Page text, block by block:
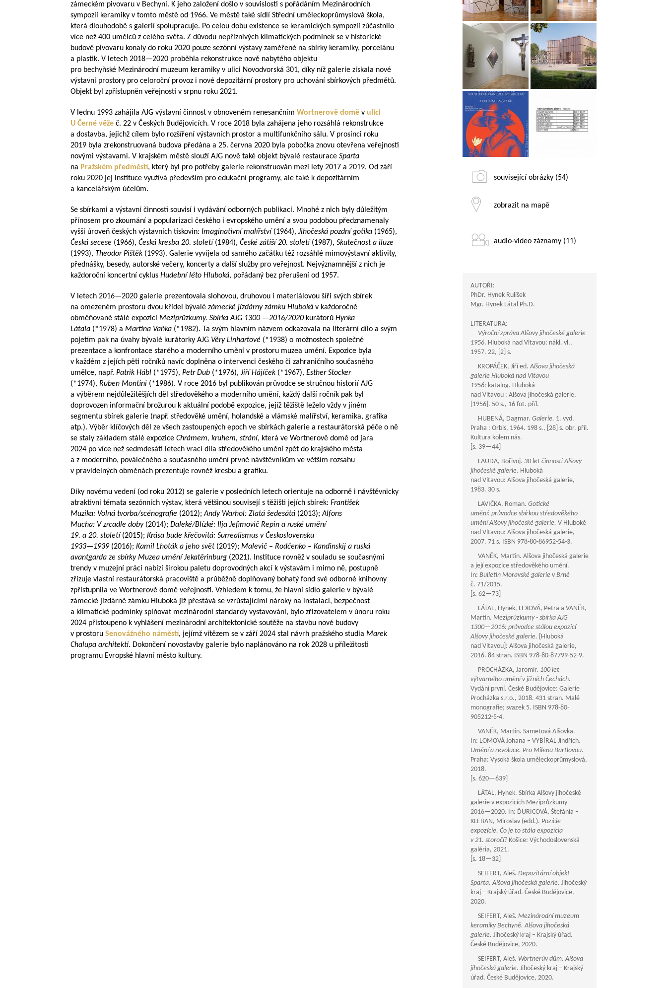
zámeckém pivovaru v Bechyni. K jeho založení došlo v souvislosti s pořádáním Mezinárodních
sympozií keramiky v tomto městě od 1966. Ve městě také sídlí Střední uměleckoprůmyslová škola,
která dlouhodobě s galerií spolupracuje. Po celou dobu existence se keramických sympozií zúčastnilo
více než 400 umělců z celého světa. Z důvodu nepříznivých klimatických podmínek se v historické
budově pivovaru konaly do roku 2020 pouze sezónní výstavy zaměřené na sbírky keramiky, porcelánu
a plastik. V letech 2018—2020 proběhla rekonstrukce nově nabytého objektu
pro bechyňské Mezinárodní muzeum keramiky v ulici Novodvorská 301, díky níž galerie získala nové
výstavní prostory pro celoroční provoz i nové depozitární prostory pro uchování sbírkových předmětů.
Objekt byl zpřístupněn veřejnosti v srpnu roku 2021.
V lednu 1993 zahájila AJG výstavní činnost v obnoveném renesančním Wortnerově domě v ulici
U Černé věže č. 22 v Českých Budějovicích. V roce 2018 byla zahájena jeho rozsáhlá rekonstrukce
a dostavba, jejichž cílem bylo rozšíření výstavních prostor a multifunkčního sálu. V prosinci roku
2019 byla zrekonstruovaná budova předána a 25. června 2020 byla pobočka znovu otevřena veřejnosti
novými výstavami. V krajském městě slouží AJG nově také objekt bývalé restaurace Sparta
na Pražském předměstí, který byl pro potřeby galerie rekonstruován mezi lety 2017 a 2019. Od září
roku 2020 jej instituce využívá především pro edukační programy, ale také k depozitárním
a kancelářským účelům.
Se sbírkami a výstavní činností souvisí i vydávání odborných publikací. Mnohé z nich byly důležitým
přínosem pro zkoumání a popularizaci českého i evropského umění a svou podobou předznamenaly
vyšší úroveň českých výstavních tiskovin: Imaginativní malířství(1964), Jihočeská pozdní gotika (1965),
Česká secese (1966), Česká kresba 20. století (1984), České zátiší 20. století (1987), Skutečnost a iluze
(1993), Theodor Pištěk(1993). Galerie vyvíjela od samého začátku též rozsáhlé mimovýstavní aktivity,
přednášky, besedy, autorské večery, koncerty a další služby pro veřejnost. Nejvýznamnější z nich je
každoroční koncertní cyklus Hudební léto Hluboká, pořádaný bez přerušení od 1957.
V letech 2016—2020 galerie prezentovala slohovou, druhovou i materiálovou šíři svých sbírek
na omezeném prostoru dvou křídel bývalé zámecké jízdárny zámku Hluboká v každoročně
obměňované stálé expozici Meziprůzkumy. Sbírka AJG 1300 —2016/2020kurátorů Hynka
Látala (*1978) a Martina Vaňka (*1982). Ta svým hlavním názvem odkazovala na literární dílo a svým
pojetím pak na úvahy bývalé kurátorky AJG Věry Linhartové (*1938) o možnostech společné
prezentace a konfrontace starého a moderního umění v prostoru muzea umění. Expozice byla
v každém z jejích pěti ročníků navíc doplněna o intervenci českého či zahraničního současného
umělce, např. Patrik Hábl (*1975), Petr Dub (*1976), Jiří Hájíček(*1967), Esther Stocker
(*1974), Ruben Montini (*1986). V roce 2016 byl publikován průvodce se stručnou historií AJG
a výběrem nejdůležitěšjích děl středověkého a moderního umění, každý další ročník pak byl
doprovozen informační brožurou k aktuální podobě expozice, jejíž těžiště leželo vždy v jiném
segmentu sbírek galerie (např. středověké umění, holandské a vlámské malířství, keramika, grafika
atp.). Výběr klíčových děl ze všech zastoupených epoch ve sbírkách galerie a restaurátorská péče o ně
se staly základem stálé expozice Chrámem, kruhem, strání, která ve Wortnerově domě od jara
2024 po více než sedmdesáti letech vrací díla středověkého umění zpět do krajského města
a z moderního, poválečného a současného umění prvně návštěvníkům ve větším rozsahu
v pravidelných obměnách prezentuje rovněž kresbu a grafiku.
Díky novému vedení (od roku 2012) se galerie v posledních letech orientuje na odborně i návštěvnicky
atraktivní témata sezónních výstav, která většinou souvisejí s těžišti jejích sbírek: František
Muzika: Volná tvorba/scénografie (2012);Andy Warhol: Zlatá šedesátá (2013);Alfons
Mucha: V zrcadle doby(2014); Daleké/Blízké: Ilja Jefimovič Repin a ruské umění
19. a 20. století (2015); Krása bude křečovitá: Surrealismus v Československu
1933—1939(2016); Kamil Lhoták a jeho svět(2019); Malevič – Rodčenko – Kandinskij a ruská
avantgarda ze sbírky Muzea umění Jekatěrinburg (2021). Instituce rovněž v souladu se současnými
trendy v muzejní práci nabízí širokou paletu doprovodných akcí k výstavám i mimo ně, postupně
zřizuje vlastní restaurátorská pracoviště a průběžně doplňovaný bohatý fond své odborné knihovny
zpřístupnila ve Wortnerově domě veřejnosti. Vzhledem k tomu, že hlavní sídlo galerie v bývalé
zámecké jízdárně zámku Hluboká již přestává se vzrůstajícími nároky na instalaci, bezpečnost
a klimatické podmínky splňovat mezinárodní standardy vystavování, bylo zřizovatelem v únoru roku
2024 přistoupeno k vyhlášení mezinárodní architektonické soutěže na stavbu nové budovy
v prostoru Senovážného náměstí, jejímž vítězem se v září 2024 stal návrh pražského studia Marek
Chalupa architekti. Dokončení novostavby galerie bylo naplánováno na rok 2028 u příležitosti
programu Evropské hlavní město kultury.
související obrázky (54)
zobrazit na mapě
audio-video záznamy (11)
AUTOŘI:
PhDr. Hynek Rulíšek
Mgr. Hynek Látal Ph.D.
LITERATURA:
Výroční zpráva Alšovy jihočeské galerie
1956. Hluboká nad Vltavou: nákl. vl.,
1957. 22, [2] s.
KROPÁČEK, Jiří ed.Alšova jihočeská
galerie Hluboká nad Vltavou
1956: katalog. Hluboká
nad Vltavou : Alšova jihočeská galerie,
[1956]. 50 s., 16 fot. příl.
HUBENÁ, Dagmar. Galerie. 1. vyd.
Praha : Orbis, 1964. 198 s., [28] s. obr. příl.
Kultura kolem nás.
[s. 39—44
LAUDA, Bořivoj. 30 let činnosti Alšovy
jihočeské galerie. Hluboká
nad Vltavou: Alšova jihočeská galerie,
1983. 30 s.
LAVIČKA, Roman. Gotické
umění: průvodce sbírkou středověkého
umění Alšovy jihočeské galerie. V Hluboké
nad Vltavou: Alšova jihočeská galerie,
2007. 71 s. ISBN 978-80-86952-54-3.
VANĚK, Martin. Alšova jihočeská galerie
a její expozice středověkého umění.
In: Bulletin Moravské galerie v Brně
č. 71/2015.
[s. 62—73
LÁTAL, Hynek, LEXOVÁ, Petra a VANĚK,
Martin. Meziprůzkumy - sbírka AJG
1300—2016: průvodce stálou expozicí
Alšovy jihočeské galerie. [Hluboká
nad Vltavou]: Alšova jihočeská galerie,
2016. 84 stran. ISBN 978-80-87799-52-9.
PROCHÁZKA, Jaromír. 100 let
výtvarného umění v jižních Čechách.
Vydání první. České Budějovice: Galerie
Procházka s.r.o., 2018. 431 stran. Malé
monografie; svazek 5. ISBN 978-80-
905212-5-4.
VANĚK, Martin. Sametová Alšovka.
In: LOMOVÁ Johana – VYBÍRAL Jindřich.
Umění a revoluce. Pro Milenu Bartlovou.
Praha: Vysoká škola uměleckoprůmyslová,
2018.
[s. 620—639
LÁTAL, Hynek. Sbírka Alšovy jihočeské
galerie v expozicích Meziprůzkumy
2016—2020. In: ĎURICOVÁ, Štefánia –
KLEBAN, Miroslav (edd.). Pozície
expozície. Čo je to stála expozícia
v 21. storočí? Košice: Východoslovenská
galéria, 2021.
[s. 18—32
SEIFERT, Aleš. Depozitární objekt
Sparta. Alšova jihočeská galerie. Jihočeský
kraj – Krajský úřad. České Budějovice,
2020.
SEIFERT, Aleš. Mezinárodní muzeum
keramiky Bechyně. Alšova jihočeská
galerie. Jihočeský kraj – Krajský úřad.
České Budějovice, 2020.
SEIFERT, Aleš. Wortnerův dům. Alšova
jihočeská galerie. Jihočeský kraj – Krajský
úřad. České Budějovice, 2020.